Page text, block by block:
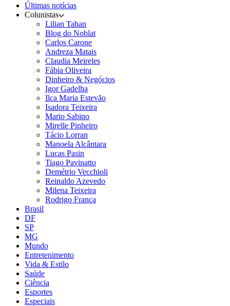
Últimas notícias
Colunistas
Lilian Tahan
Blog do Noblat
Carlos Carone
Andreza Matais
Claudia Meireles
Fábia Oliveira
Dinheiro & Negócios
Igor Gadelha
Ilca Maria Estevão
Isadora Teixeira
Mario Sabino
Mirelle Pinheiro
Tácio Lorran
Manoela Alcântara
Lucas Pasin
Tiago Pavinatto
Demétrio Vecchioli
Reinaldo Azevedo
Milena Teixeira
Rodrigo França
Brasil
DF
SP
MG
Mundo
Entretenimento
Vida & Estilo
Saúde
Ciência
Esportes
Especiais